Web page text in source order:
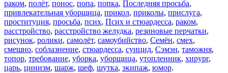
раком, полёт, понос, попа, попка, Последняя просьба,
привлекательная уборщица, прикол, приколы, прислуга,
проституция, просьба, псих, Псих и стюардесса, раком,
расстройство, расстройство желудка, резиновые перчатки,
рисунок, ролики, самолёт, самоубийство, Семён, смех,
смешно, соблазнение, стюардесса, суицид, Сэмэн, таможня,
топор, требование, уборка, уборщица, утопленник, хирург,
царь, цинизм, шарж, шеф, шутка, экипаж, юмор.